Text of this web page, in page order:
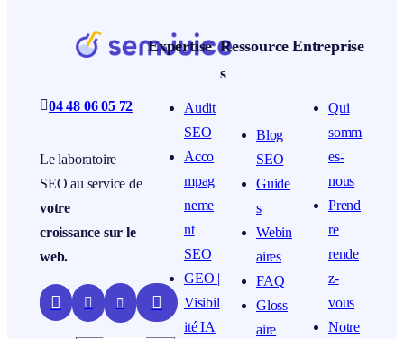
04 48 06 05 72
Le laboratoire
SEO au service de
votre
croissance sur le
web.
   
Expertise
Audit
SEO
Acco
mpag
neme
nt
SEO
GEO |
Visibil
ité IA
Ressource
s
Blog
SEO
Guide
s
Webin
aires
FAQ
Gloss
aire
Entreprise
Qui
somm
es-
nous
Prend
re
rende
z-
vous
Notre